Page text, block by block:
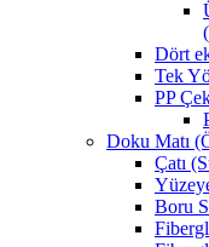
Dört
Tek
PP
Doku Matı
Çatı
Boru